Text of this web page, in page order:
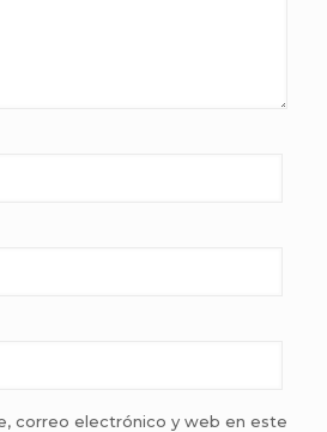
correo electrónico y web en este